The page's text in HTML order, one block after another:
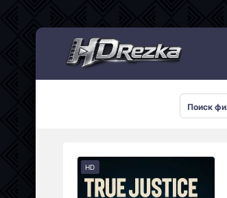
HD
Мультсериалы